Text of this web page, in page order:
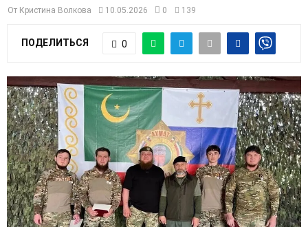
R
Y
M
E
N
U
От Кристина Волкова 10.05.2026 0 139
ПОДЕЛИТЬСЯ 0